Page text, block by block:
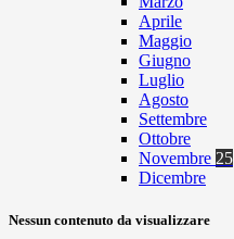
Aprile
Maggio
Giugno
Luglio
Agosto
Settembre
Ottobre
Novembre 25
Dicembre
Nessun contenuto da visualizzare